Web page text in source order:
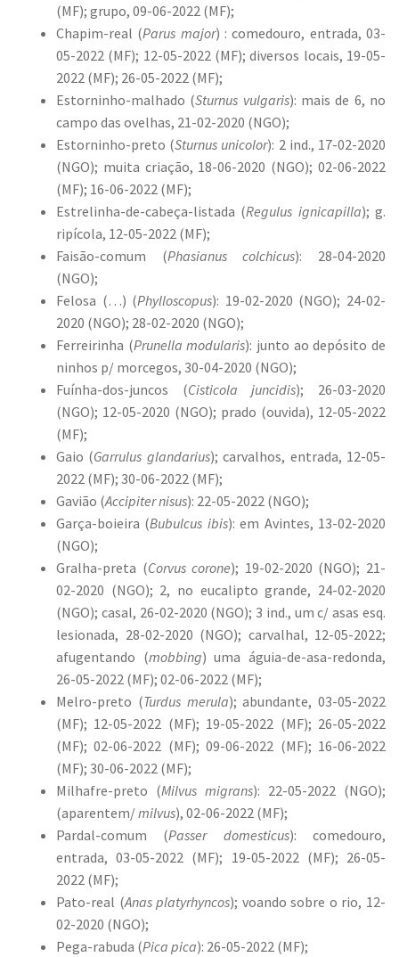
(MF); grupo, 09-06-2022 (MF);
Chapim-real (Parus major) : comedouro, entrada, 03-
05-2022 (MF); 12-05-2022 (MF); diversos locais, 19-05-
2022 (MF); 26-05-2022 (MF);
Estorninho-malhado (Sturnus vulgaris): mais de 6, no
campo das ovelhas, 21-02-2020 (NGO);
Estorninho-preto (Sturnus unicolor): 2 ind., 17-02-2020
(NGO); muita criação, 18-06-2020 (NGO); 02-06-2022
(MF); 16-06-2022 (MF);
Estrelinha-de-cabeça-listada (Regulus ignicapilla); g.
ripícola, 12-05-2022 (MF);
Faisão-comum (Phasianus colchicus): 28-04-2020
(NGO);
Felosa (…) (Phylloscopus): 19-02-2020 (NGO); 24-02-
2020 (NGO); 28-02-2020 (NGO);
Ferreirinha (Prunella modularis): junto ao depósito de
ninhos p/ morcegos, 30-04-2020 (NGO);
Fuínha-dos-juncos (Cisticola juncidis); 26-03-2020
(NGO); 12-05-2020 (NGO); prado (ouvida), 12-05-2022
(MF);
Gaio (Garrulus glandarius); carvalhos, entrada, 12-05-
2022 (MF); 30-06-2022 (MF);
Gavião (Accipiter nisus): 22-05-2022 (NGO);
Garça-boieira (Bubulcus ibis): em Avintes, 13-02-2020
(NGO);
Gralha-preta (Corvus corone); 19-02-2020 (NGO); 21-
02-2020 (NGO); 2, no eucalipto grande, 24-02-2020
(NGO); casal, 26-02-2020 (NGO); 3 ind., um c/ asas esq.
lesionada, 28-02-2020 (NGO); carvalhal, 12-05-2022;
afugentando (mobbing) uma águia-de-asa-redonda,
26-05-2022 (MF); 02-06-2022 (MF);
Melro-preto (Turdus merula); abundante, 03-05-2022
(MF); 12-05-2022 (MF); 19-05-2022 (MF); 26-05-2022
(MF); 02-06-2022 (MF); 09-06-2022 (MF); 16-06-2022
(MF); 30-06-2022 (MF);
Milhafre-preto (Milvus migrans): 22-05-2022 (NGO);
(aparentem/milvus), 02-06-2022 (MF);
Pardal-comum (Passer domesticus): comedouro,
entrada, 03-05-2022 (MF); 19-05-2022 (MF); 26-05-
2022 (MF);
Pato-real (Anas platyrhyncos); voando sobre o rio, 12-
02-2020 (NGO);
Pega-rabuda (Pica pica): 26-05-2022 (MF);